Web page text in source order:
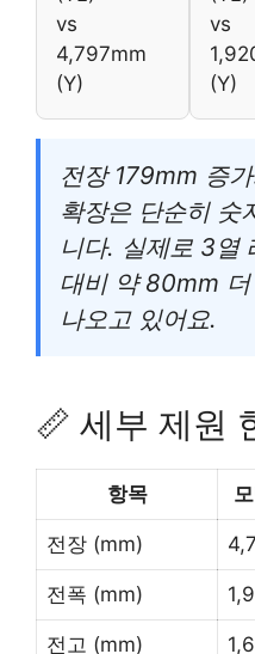
vs
4,797mm
(Y)
vs
(Y)
전장 179mm 증
확장은 단순히 숫
니다. 실제로 3열
대비 약 80mm
나오고 있어요.
📏 세부 제원
항목
전장 (mm)
전폭 (mm)
전고 (mm)